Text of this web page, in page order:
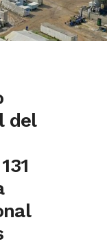
del